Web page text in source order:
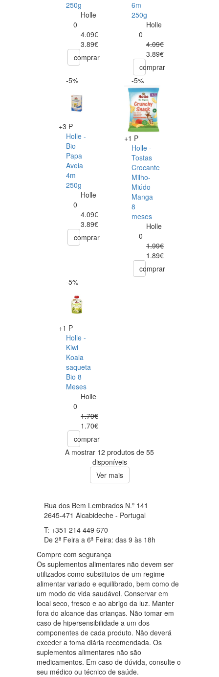
250g
Holle
0
4.09€
3.89€
comprar
6m
250g
Holle
0
4.09€
3.89€
comprar
-5%
+3 P
Holle -
Bio
Papa
Aveia
4m
250g
Holle
0
4.09€
3.89€
comprar
-5%
+1 P
Holle -
Tostas
Crocante
Milho-
Miúdo
Manga
8
meses
Holle
0
1.99€
1.89€
comprar
-5%
+1 P
Holle -
Kiwi
Koala
saqueta
Bio 8
Meses
Holle
0
1.79€
1.70€
comprar
A mostrar 12 produtos de 55
disponíveis
Ver mais
Rua dos Bem Lembrados N.º 141
2645-471 Alcabideche - Portugal
T: +351 214 449 670
De 2ª Feira a 6ª Feira: das 9 às 18h
Compre com segurança
Os suplementos alimentares não devem ser
utilizados como substitutos de um regime
alimentar variado e equilibrado, bem como de
um modo de vida saudável. Conservar em
local seco, fresco e ao abrigo da luz. Manter
fora do alcance das crianças. Não tomar em
caso de hipersensibilidade a um dos
componentes de cada produto. Não deverá
exceder a toma diária recomendada. Os
suplementos alimentares não são
medicamentos. Em caso de dúvida, consulte o
seu médico ou técnico de saúde.